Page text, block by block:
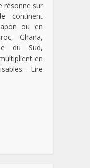
résonne sur
continent
ou en
Ghana,
du Sud,
en
Lire